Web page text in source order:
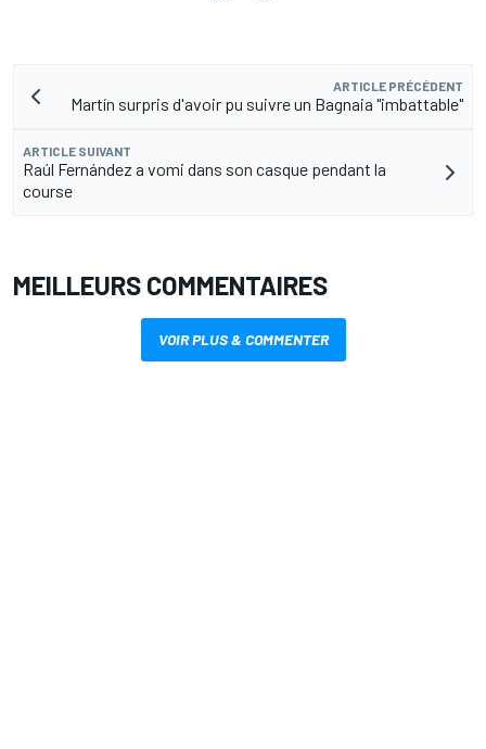
ARTICLE PRÉCÉDENT
Martín surpris d'avoir pu suivre un Bagnaia "imbattable"
ARTICLE SUIVANT
Raúl Fernández a vomi dans son casque pendant la
course
MEILLEURS COMMENTAIRES
VOIR PLUS & COMMENTER